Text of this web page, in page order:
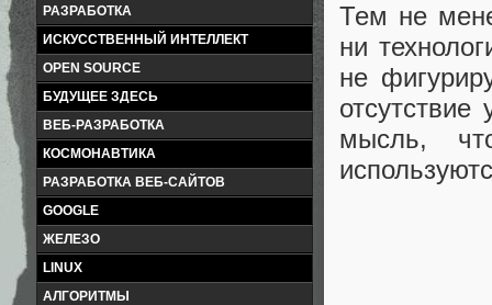
РАЗРАБОТКА
ИСКУССТВЕННЫЙ ИНТЕЛЛЕКТ
OPEN SOURCE
БУДУЩЕЕ ЗДЕСЬ
ВЕБ-РАЗРАБОТКА
КОСМОНАВТИКА
РАЗРАБОТКА ВЕБ-САЙТОВ
GOOGLE
ЖЕЛЕЗО
LINUX
АЛГОРИТМЫ
Тем не
ни
не
мысль,